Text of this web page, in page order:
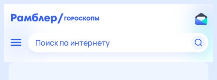
Поиск по интернету